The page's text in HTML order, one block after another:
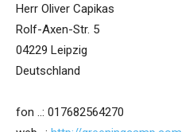
Herr Oliver Capikas
Rolf-Axen-Str. 5
04229 Leipzig
Deutschland
fon ..: 017682564270